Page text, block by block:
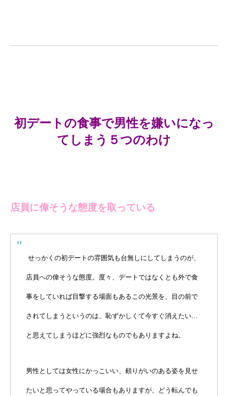
初デートの食事で男性を嫌いになっ
てしまう５つのわけ
店員に偉そうな態度を取っている
せっかくの初デートの雰囲気も台無しにしてしまうのが、
店員への偉そうな態度。度々、デートではなくとも外で食
事をしていれば目撃する場面もあるこの光景を、目の前で
されてしまうというのは、恥ずかしくて今すぐ消えたい…
と思えてしまうほどに強烈なものでもありますよね。
男性としては女性にかっこいい、頼りがいのある姿を見せ
たいと思ってやっている場合もありますが、どう転んでも